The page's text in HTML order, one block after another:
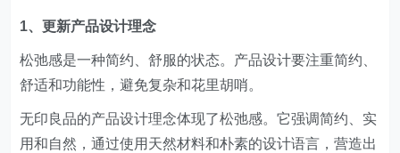
1、更新产品设计理念
松弛感是一种简约、舒服的状态。产品设计要注重简约、
舒适和功能性，避免复杂和花里胡哨。
无印良品的产品设计理念体现了松弛感。它强调简约、实
用和自然，通过使用天然材料和朴素的设计语言，营造出